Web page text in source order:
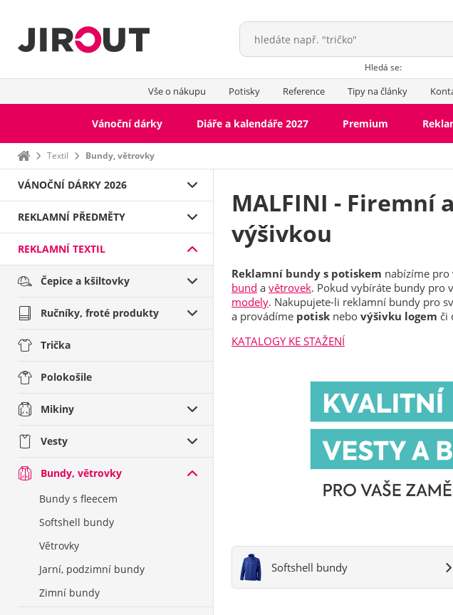
Hledá se:
Vše o nákupu Potisky Reference Tipy na články
Vánoční dárky Diáře a kalendáře 2027 Premium
Domů Textil Bundy, větrovky
VÁNOČNÍ DÁRKY 2026
REKLAMNÍ PŘEDMĚTY
REKLAMNÍ TEXTIL
Čepice a kšiltovky
Ručníky, froté produkty
Trička
Polokošile
Mikiny
Vesty
Bundy, větrovky
Bundy s fleecem
Softshell bundy
Větrovky
Jarní, podzimní bundy
Zimní bundy
MALFINI - Firemní
výšivkou
Reklamní bundy s potiskem nabízíme pro
bund a větrovek. Pokud vybíráte bundy pro
modely. Nakupujete-li reklamní bundy pro
a provádíme potisk nebo výšivku logem či
KATALOGY KE STAŽENÍ
Softshell bundy